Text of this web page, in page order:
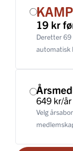
19 kr
Deretter
automatisk
649 kr/år
Velg